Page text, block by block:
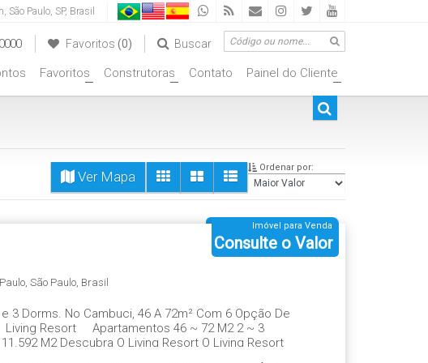
, São Paulo, SP, Brasil
Buscar
Favoritos (0)
+
Painel do Cliente
Contato
+
Construtoras
+
Favoritos
Ver Mapa
Ordenar por:
Consulte o Valor
Imóvel para Venda
,São Paulo Brasil
3 Dorms. No Cambuci, 46 A 72m² Com 6 Opção De
Living Resort Apartamentos 46 ~ 72 M2 2 ~ 3
M2 Descubra O Living Resort O Living Resort